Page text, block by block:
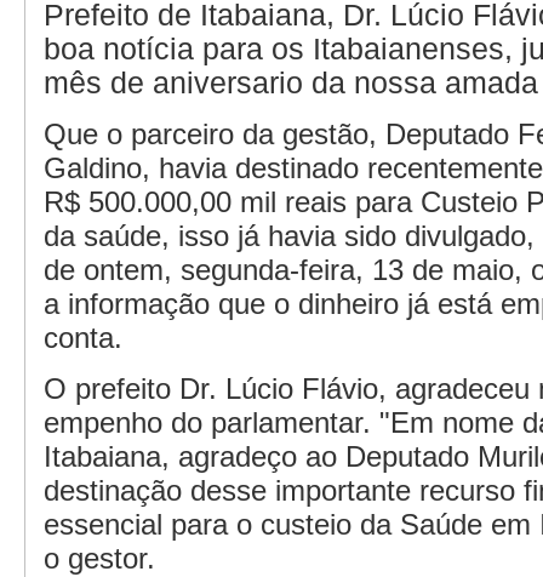
Prefeito de Itabaiana, Dr. Lúcio
boa notícia para os Itabaianenses,
mês de aniversario da nossa
Que o parceiro da gestão, Deputado
Galdino, havia destinado
R$ 500.000,00 mil reais para Custeio
da saúde, isso já havia sido
de ontem, segunda-feira, 13 de maio,
a informação que o dinheiro já está
conta.
O prefeito Dr. Lúcio Flávio, agradeceu
empenho do parlamentar. "Em nome
Itabaiana, agradeço ao Deputado
destinação desse importante recurso
essencial para o custeio da Saúde em
o gestor.